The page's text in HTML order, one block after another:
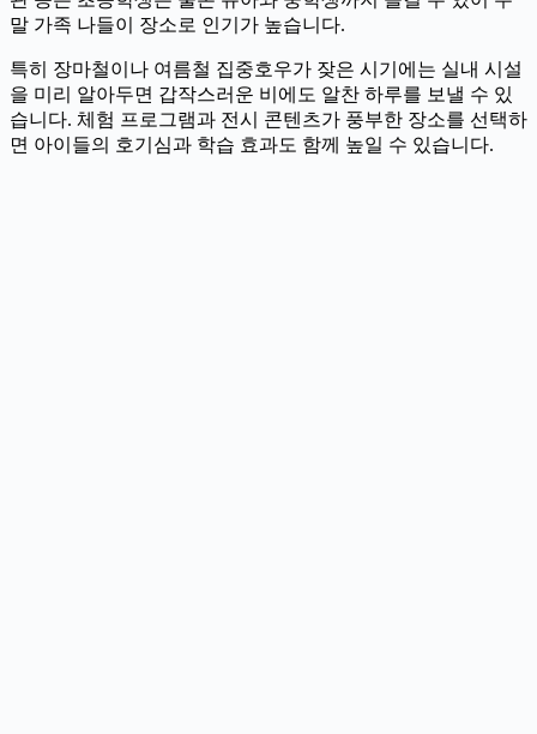
말 가족 나들이 장소로 인기가 높습니다.
특히 장마철이나 여름철 집중호우가 잦은 시기에는 실내 시설
을 미리 알아두면 갑작스러운 비에도 알찬 하루를 보낼 수 있
습니다. 체험 프로그램과 전시 콘텐츠가 풍부한 장소를 선택하
면 아이들의 호기심과 학습 효과도 함께 높일 수 있습니다.